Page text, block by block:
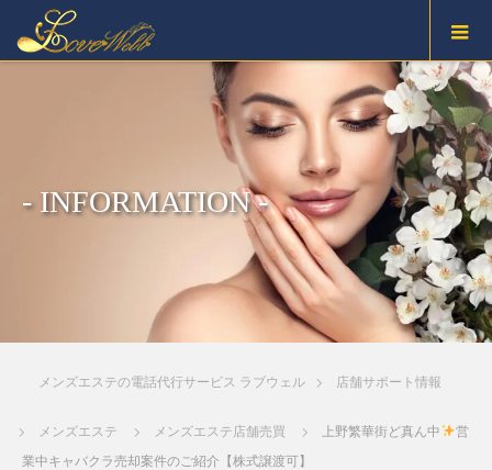
- INFORMATION -
メンズエステの電話代行サービス ラブウェル 店舗サポート情報
メンズエステ メンズエステ店舗売買 上野繁華街ど真ん中
営
業中キャバクラ売却案件のご紹介【株式譲渡可】